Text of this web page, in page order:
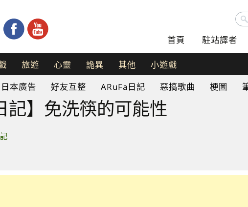
搜
首頁 駐站譯者
旅遊 心靈 詭異 其他
小遊戲
遊
戲
日本廣告 好友互整 ARuFa日記 惡搞歌曲 梗圖
記】免洗筷的可能性